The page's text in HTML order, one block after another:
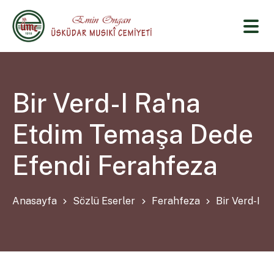
Bir Verd-I Ra'na
Etdim Temaşa Dede
Efendi Ferahfeza
Anasayfa Sözlü Eserler Ferahfeza Bir Verd-I